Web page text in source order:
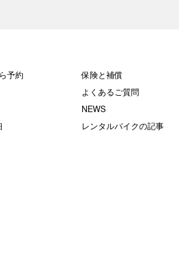
予約
保険と補償
よくあるご質問
NEWS
レンタルバイクの記事